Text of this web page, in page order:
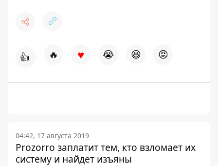
👍 🔥 ♥ 😭 😆 😡
04:42, 17 августа 2019
Prozorro заплатит тем, кто взломает их
систему и найдет изъяны